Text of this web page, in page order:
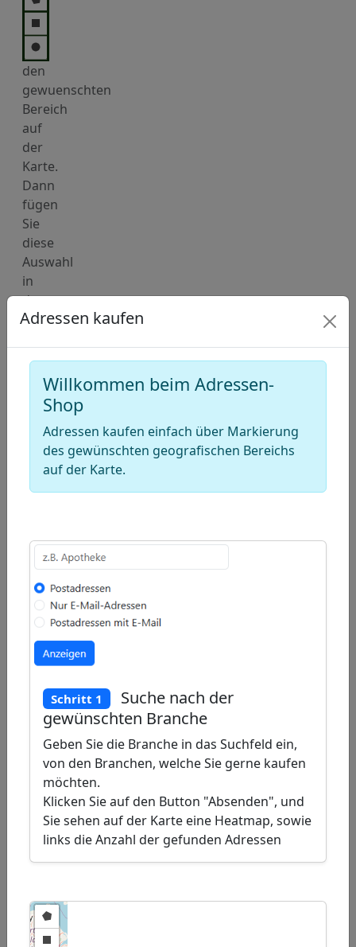
den
gewuenschten
Bereich
auf
der
Karte.
Dann
fügen
Sie
diese
Auswahl
in
den
Warenkorb
Deutschland
Karte
Adressen
Pferdepensionen
(Reitstall)
Draw
polygon
Draw
a
rectangle
Draw
a
circle
layers
Delete
layers
Adressen kaufen
Willkommen beim Adressen-
Shop
Adressen kaufen einfach über Markierung
des gewünschten geografischen Bereichs
auf der Karte.
Schritt 1
Suche nach der
gewünschten Branche
Geben Sie die Branche in das Suchfeld ein,
von den Branchen, welche Sie gerne kaufen
möchten.
Klicken Sie auf den Button "Absenden", und
Sie sehen auf der Karte eine Heatmap, sowie
links die Anzahl der gefunden Adressen